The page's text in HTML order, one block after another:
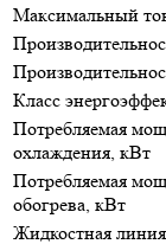
Максимальный
Класс
Потребляемая
охлаждения, кВт
Потребляемая
обогрева, кВт
Жидкостная